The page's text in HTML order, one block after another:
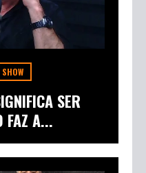
SER
FAZ A...